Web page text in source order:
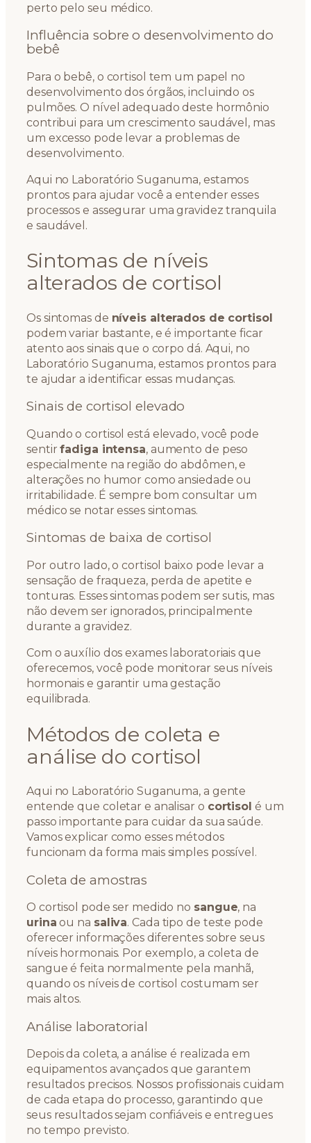
perto pelo seu médico.
Influência sobre o desenvolvimento do
bebê
Para o bebê, o cortisol tem um papel no
desenvolvimento dos órgãos, incluindo os
pulmões. O nível adequado deste hormônio
contribui para um crescimento saudável, mas
um excesso pode levar a problemas de
desenvolvimento.
Aqui no Laboratório Suganuma, estamos
prontos para ajudar você a entender esses
processos e assegurar uma gravidez tranquila
e saudável.
Sintomas de níveis
alterados de cortisol
Os sintomas de níveis alterados de cortisol
podem variar bastante, e é importante ficar
atento aos sinais que o corpo dá. Aqui, no
Laboratório Suganuma, estamos prontos para
te ajudar a identificar essas mudanças.
Sinais de cortisol elevado
Quando o cortisol está elevado, você pode
sentirfadiga intensa, aumento de peso
especialmente na região do abdômen, e
alterações no humor como ansiedade ou
irritabilidade. É sempre bom consultar um
médico se notar esses sintomas.
Sintomas de baixa de cortisol
Por outro lado, o cortisol baixo pode levar a
sensação de fraqueza, perda de apetite e
tonturas. Esses sintomas podem ser sutis, mas
não devem ser ignorados, principalmente
durante a gravidez.
Com o auxílio dos exames laboratoriais que
oferecemos, você pode monitorar seus níveis
hormonais e garantir uma gestação
equilibrada.
Métodos de coleta e
análise do cortisol
Aqui no Laboratório Suganuma, a gente
entende que coletar e analisar o cortisol é um
passo importante para cuidar da sua saúde.
Vamos explicar como esses métodos
funcionam da forma mais simples possível.
Coleta de amostras
O cortisol pode ser medido no sangue, na
urina ou na saliva. Cada tipo de teste pode
oferecer informações diferentes sobre seus
níveis hormonais. Por exemplo, a coleta de
sangue é feita normalmente pela manhã,
quando os níveis de cortisol costumam ser
mais altos.
Análise laboratorial
Depois da coleta, a análise é realizada em
equipamentos avançados que garantem
resultados precisos. Nossos profissionais cuidam
de cada etapa do processo, garantindo que
seus resultados sejam confiáveis e entregues
no tempo previsto.